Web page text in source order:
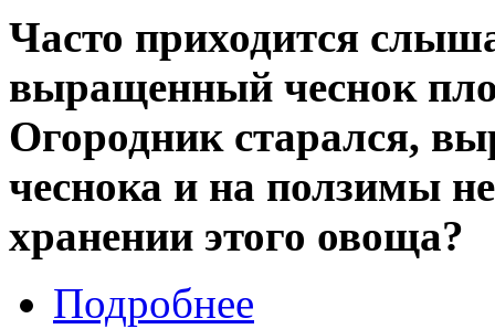
Часто приходится
выращенный чеснок
Огородник старался,
чеснока и на ползимы
хранении этого овоща?
Подробнее